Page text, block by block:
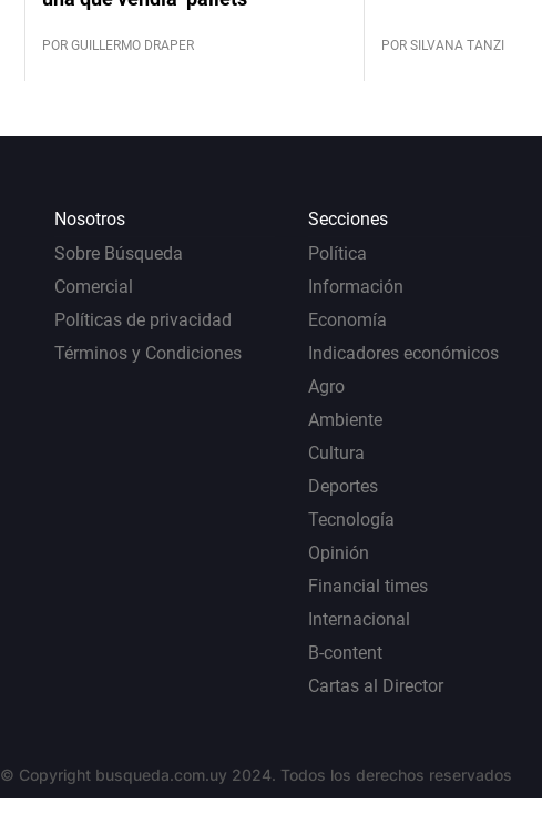
POR GUILLERMO DRAPER POR SILVANA TANZI
Nosotros
Sobre Búsqueda
Comercial
Políticas de privacidad
Términos y Condiciones
Secciones
Política
Información
Economía
Indicadores económicos
Agro
Ambiente
Cultura
Deportes
Tecnología
Opinión
Financial times
Internacional
B-content
Cartas al Director
© Copyright busqueda.com.uy 2024. Todos los derechos reservados